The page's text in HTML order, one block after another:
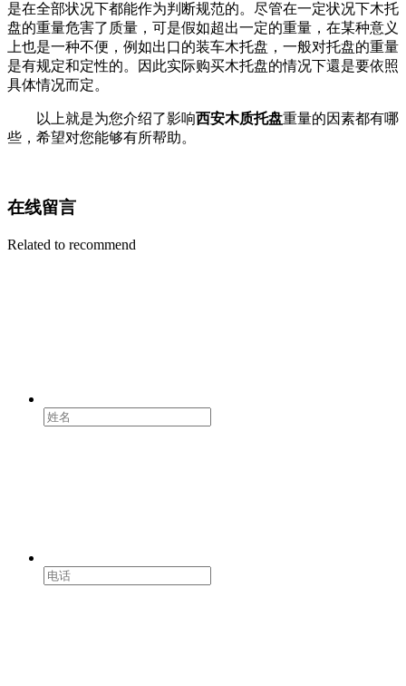
是在全部状况下都能作为判断规范的。尽管在一定状况下木托
盘的重量危害了质量，可是假如超出一定的重量，在某种意义
上也是一种不便，例如出口的装车木托盘，一般对托盘的重量
是有规定和定性的。因此实际购买木托盘的情况下還是要依照
具体情况而定。
以上就是为您介绍了影响西安木质托盘重量的因素都有哪
些，希望对您能够有所帮助。
在线留言
Related to recommend